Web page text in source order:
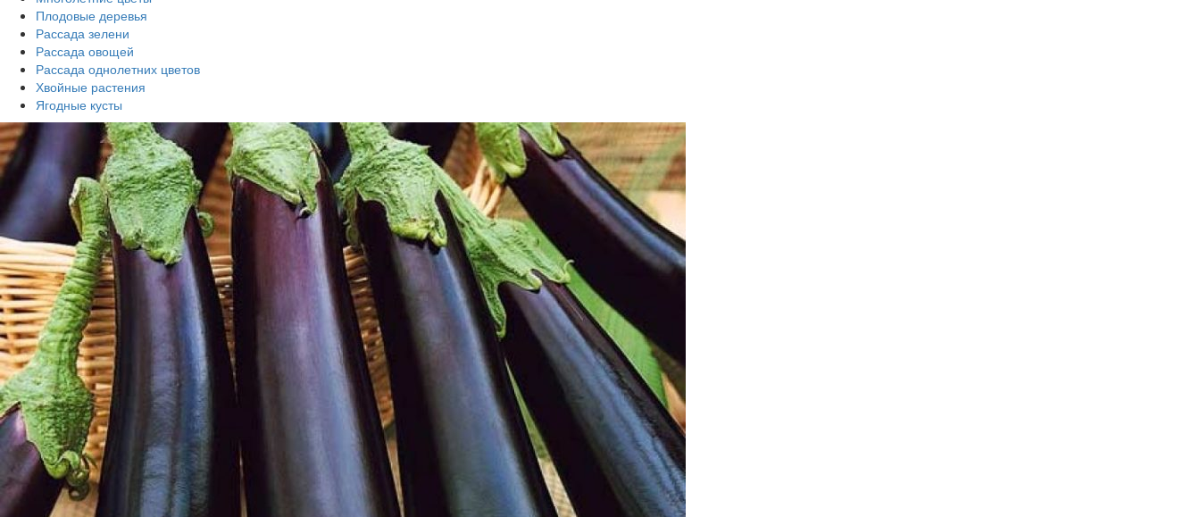
Плодовые деревья
Рассада зелени
Рассада овощей
Рассада однолетних цветов
Хвойные растения
Ягодные кусты